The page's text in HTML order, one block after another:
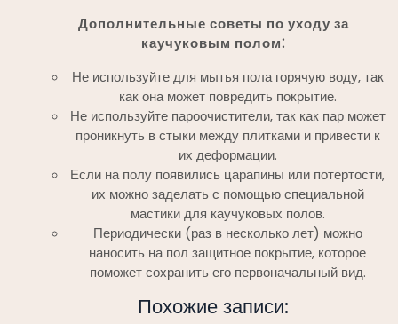
Дополнительные советы по уходу за
каучуковым полом⁚
Не используйте для мытья пола горячую воду, так
как она может повредить покрытие.
Не используйте пароочистители, так как пар может
проникнуть в стыки между плитками и привести к
их деформации.
Если на полу появились царапины или потертости,
их можно заделать с помощью специальной
мастики для каучуковых полов.
Периодически (раз в несколько лет) можно
наносить на пол защитное покрытие, которое
поможет сохранить его первоначальный вид.
Похожие записи: